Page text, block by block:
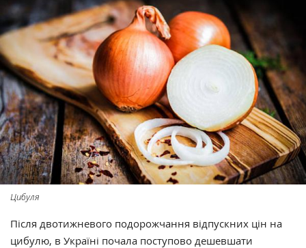
Цибуля
Після двотижневого подорожчання відпускних цін на
цибулю, в Україні почала поступово дешевшати